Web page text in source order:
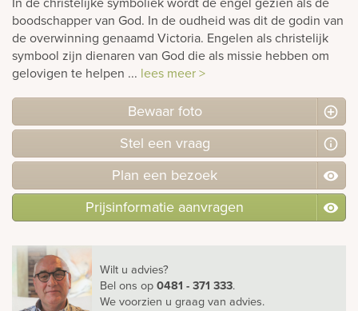
boodschapper van God. In de oudheid was dit de godin van
de overwinning genaamd Victoria. Engelen als christelijk
symbool zijn dienaren van God die als missie hebben om
gelovigen te helpen ... lees meer >
Bewaar foto
Stel een vraag
Plan een bezoek
Prijsinformatie aanvragen
Wilt u advies?
Bel ons op0481 - 371 333.
We voorzien u graag van advies.